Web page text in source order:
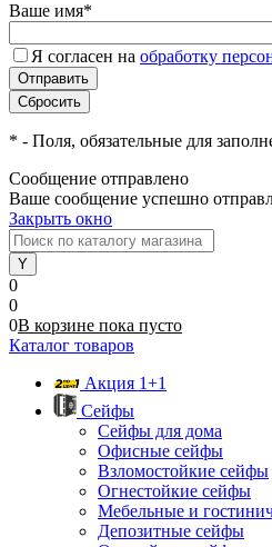
Ваше имя*
Я согласен на обработку
* - Поля, обязательные для
Сообщение отправлено
Ваше сообщение успешно
Закрыть окно
0
0
0В корзине пока пусто
Каталог товаров
Акция 1+1
Сейфы
Сейфы для дома
Офисные сейфы
Взломостойкие сейфы
Огнестойкие сейфы
Мебельные и
Депозитные сейфы